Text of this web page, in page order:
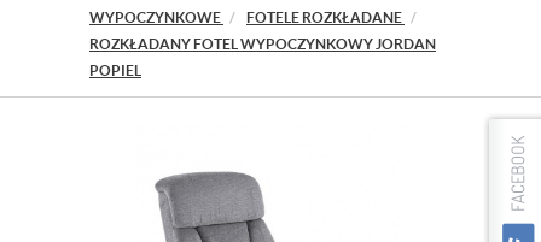
WYPOCZYNKOWE
FOTELE ROZKŁADANE
ROZKŁADANY FOTEL WYPOCZYNKOWY JORDAN
POPIEL